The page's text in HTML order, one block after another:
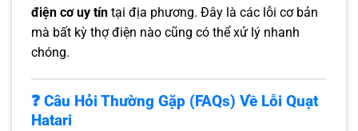
điện cơ uy tín tại địa phương. Đây là các lỗi cơ bản
mà bất kỳ thợ điện nào cũng có thể xử lý nhanh
chóng.
❓ Câu Hỏi Thường Gặp (FAQs) Về Lỗi Quạt
Hatari